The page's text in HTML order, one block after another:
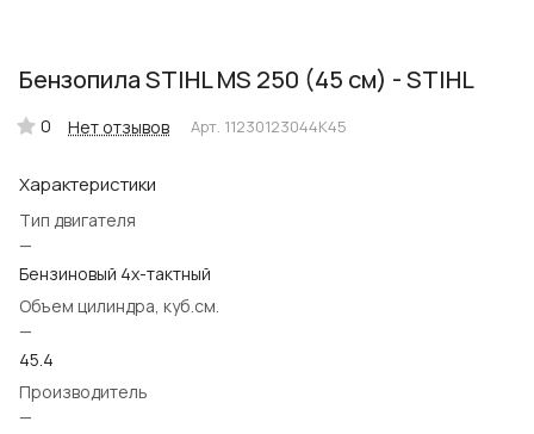
Бензопила STIHL MS 250 (45 см) - STIHL
0 Нет отзывов Арт. 11230123044К45
Характеристики
Тип двигателя
—
Бензиновый 4х-тактный
Объем цилиндра, куб.см.
—
45.4
Производитель
—